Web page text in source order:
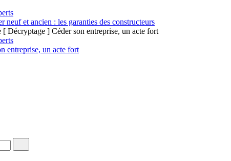
et ancien : les garanties des constructeurs
entreprise, un acte fort